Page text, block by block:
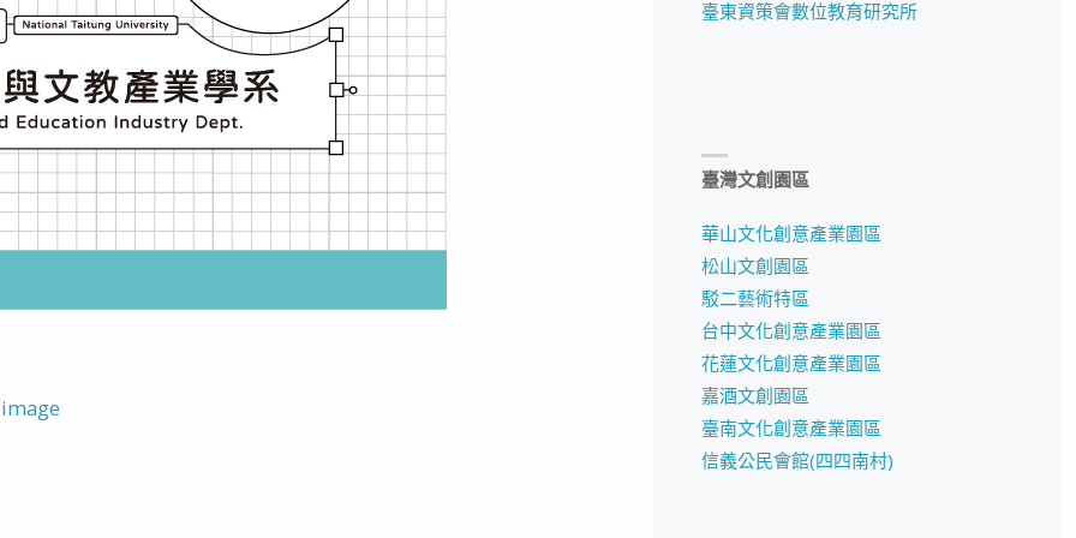
臺東資策會數位教育研究所
臺灣文創園區
華山文化創意產業園區
松山文創園區
駁二藝術特區
台中文化創意產業園區
花蓮文化創意產業園區
嘉酒文創園區
臺南文化創意產業園區
信義公民會館(四四南村)